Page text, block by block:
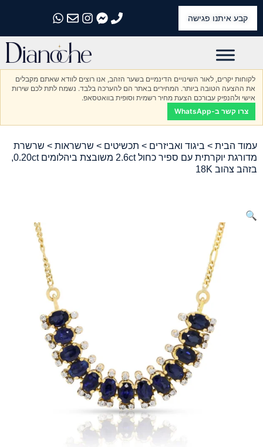
קבע איתנו פגישה
התקשרו אלינו
התקשרו אלינו
התקשרו אלינו
התקשרו אלינו
התקשרו אלינו
לקוחות יקרים, לאור השינויים הדינמיים בשער הזהב, אנו רוצים לוודא שאתם מקבלים
את ההצעה הטובה ביותר. המחירים באתר הם להערכה בלבד. נשמח לתת לכם שירות
אישי ולהנפיק עבורכם הצעת מחיר רשמית וסופית בוואטסאפ.
צרו קשר ב-WhatsApp
עמוד הבית > ביגוד ואביזרים > תכשיטים > שרשראות > שרשרת
מדורגת יוקרתית עם ספיר כחול 2.6ct משובצת ביהלומים 0.20ct,
בזהב צהוב 18K
🔍